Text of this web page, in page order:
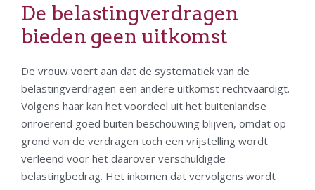
De belastingverdragen
bieden geen uitkomst
De vrouw voert aan dat de systematiek van de
belastingverdragen een andere uitkomst rechtvaardigt.
Volgens haar kan het voordeel uit het buitenlandse
onroerend goed buiten beschouwing blijven, omdat op
grond van de verdragen toch een vrijstelling wordt
verleend voor het daarover verschuldigde
belastingbedrag. Het inkomen dat vervolgens wordt